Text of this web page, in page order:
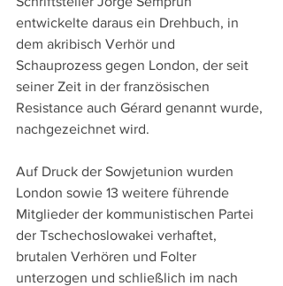
entwickelte daraus ein Drehbuch, in
dem akribisch Verhör und
Schauprozess gegen London, der seit
seiner Zeit in der französischen
Resistance auch Gérard genannt wurde,
nachgezeichnet wird.
Auf Druck der Sowjetunion wurden
London sowie 13 weitere führende
Mitglieder der kommunistischen Partei
der Tschechoslowakei verhaftet,
brutalen Verhören und Folter
unterzogen und schließlich im nach